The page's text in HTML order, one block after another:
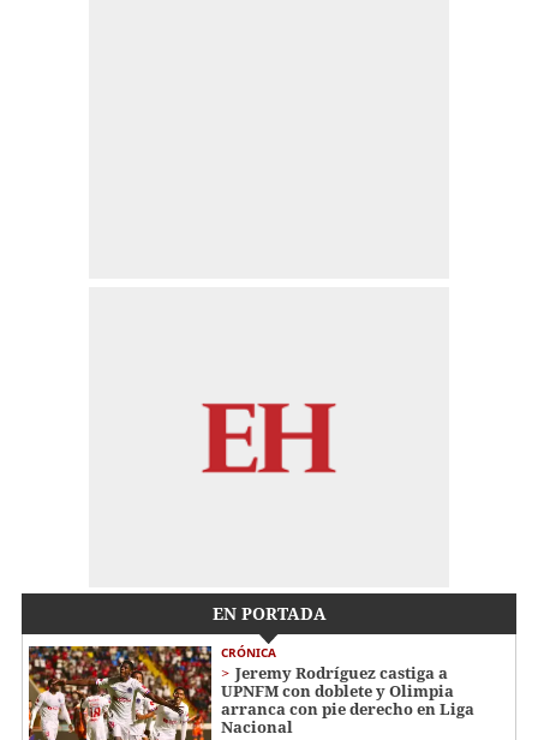
EN PORTADA
CRÓNICA
Jeremy Rodríguez castiga a
UPNFM con doblete y Olimpia
arranca con pie derecho en Liga
Nacional